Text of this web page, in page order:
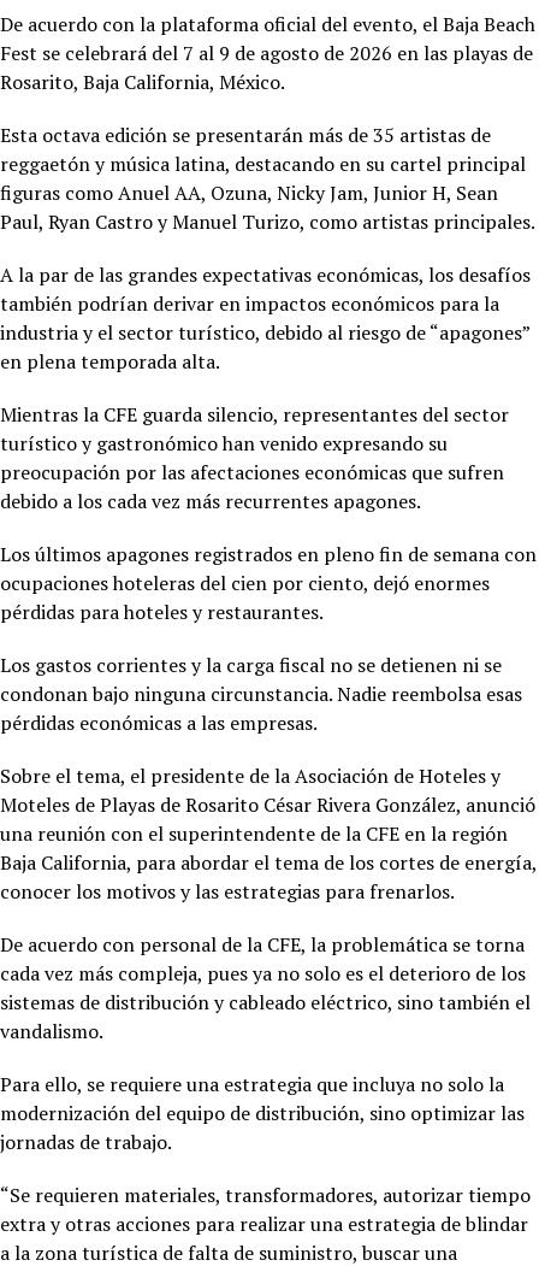
De acuerdo con la plataforma oficial del evento, el Baja Beach
Fest se celebrará del 7 al 9 de agosto de 2026 en las playas de
Rosarito, Baja California, México.
Esta octava edición se presentarán más de 35 artistas de
reggaetón y música latina, destacando en su cartel principal
figuras como Anuel AA, Ozuna, Nicky Jam, Junior H, Sean
Paul, Ryan Castro y Manuel Turizo, como artistas principales.
A la par de las grandes expectativas económicas, los desafíos
también podrían derivar en impactos económicos para la
industria y el sector turístico, debido al riesgo de “apagones”
en plena temporada alta.
Mientras la CFE guarda silencio, representantes del sector
turístico y gastronómico han venido expresando su
preocupación por las afectaciones económicas que sufren
debido a los cada vez más recurrentes apagones.
Los últimos apagones registrados en pleno fin de semana con
ocupaciones hoteleras del cien por ciento, dejó enormes
pérdidas para hoteles y restaurantes.
Los gastos corrientes y la carga fiscal no se detienen ni se
condonan bajo ninguna circunstancia. Nadie reembolsa esas
pérdidas económicas a las empresas.
Sobre el tema, el presidente de la Asociación de Hoteles y
Moteles de Playas de Rosarito César Rivera González, anunció
una reunión con el superintendente de la CFE en la región
Baja California, para abordar el tema de los cortes de energía,
conocer los motivos y las estrategias para frenarlos.
De acuerdo con personal de la CFE, la problemática se torna
cada vez más compleja, pues ya no solo es el deterioro de los
sistemas de distribución y cableado eléctrico, sino también el
vandalismo.
Para ello, se requiere una estrategia que incluya no solo la
modernización del equipo de distribución, sino optimizar las
jornadas de trabajo.
“Se requieren materiales, transformadores, autorizar tiempo
extra y otras acciones para realizar una estrategia de blindar
a la zona turística de falta de suministro, buscar una